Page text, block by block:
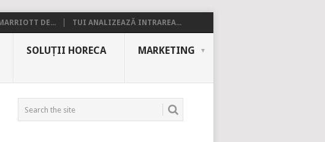
DE... TUI ANALIZEAZĂ INTRAREA...
SOLUȚII HORECA MARKETING